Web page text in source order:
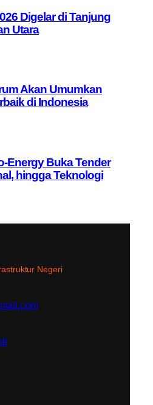
Digelar di Tanjung
Utara
Akan Umumkan
di Indonesia
Energy Buka Tender
hingga Teknologi
Negeri